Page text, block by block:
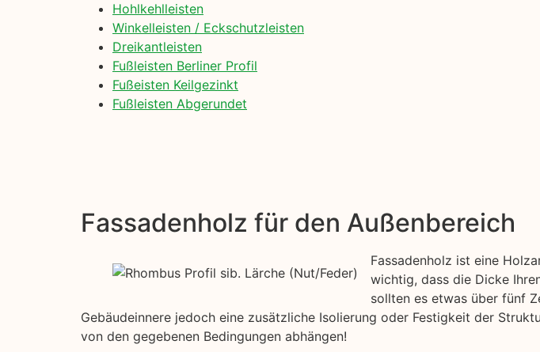
Hohlkehlleisten
Winkelleisten / Eckschutzleisten
Dreikantleisten
Fußleisten Berliner Profil
Fußeisten Keilgezinkt
Fußleisten Abgerundet
Fassadenholz für den Außenbereich
Fassadenholz ist eine
wichtig, dass die Dicke
sollten es etwas über fünf
Gebäudeinnere jedoch eine zusätzliche Isolierung oder Festigkeit der
von den gegebenen Bedingungen abhängen!